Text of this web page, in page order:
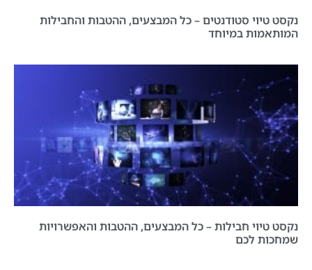
נקסט טיוי סטודנטים – כל המבצעים, ההטבות והחבילות
המותאמות במיוחד
נקסט טיוי חבילות – כל המבצעים, ההטבות והאפשרויות
שמחכות לכם